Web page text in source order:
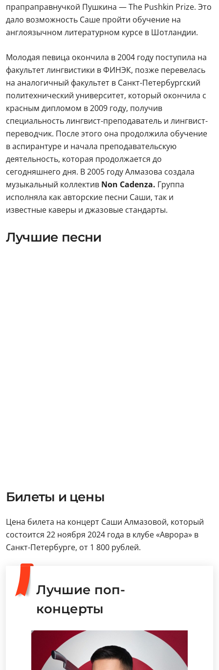
прапраправнучкой Пушкина — The Pushkin Prize. Это
дало возможность Саше пройти обучение на
англоязычном литературном курсе в Шотландии.
Молодая певица окончила в 2004 году поступила на
факультет лингвистики в ФИНЭК, позже перевелась
на аналогичный факультет в Санкт-Петербургский
политехнический университет, который окончила с
красным дипломом в 2009 году, получив
специальность лингвист-преподаватель и лингвист-
переводчик. После этого она продолжила обучение
в аспирантуре и начала преподавательскую
деятельность, которая продолжается до
сегодняшнего дня. В 2005 году Алмазова создала
музыкальный коллектив Non Cadenza. Группа
исполняла как авторские песни Саши, так и
известные каверы и джазовые стандарты.
Лучшие песни
Билеты и цены
Цена билета на концерт Саши Алмазовой, который
состоится 22 ноября 2024 года в клубе «Аврора» в
Санкт-Петербурге, от 1 800 рублей.
Лучшие поп-
концерты